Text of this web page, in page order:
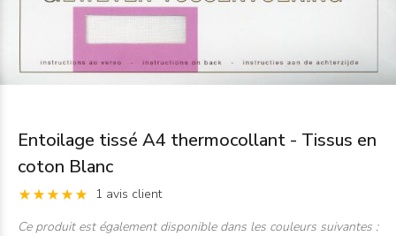
Entoilage tissé A4 thermocollant - Tissus en
coton Blanc
1 avis client
Ce produit est également disponible dans les couleurs suivantes :